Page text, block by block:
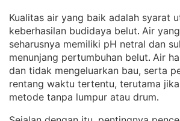
Kualitas air yang baik adalah syarat
keberhasilan budidaya belut. Air
seharusnya memiliki pH netral dan
menunjang pertumbuhan belut. Air
dan tidak mengeluarkan bau, serta
rentang waktu tertentu, terutama
metode tanpa lumpur atau drum.